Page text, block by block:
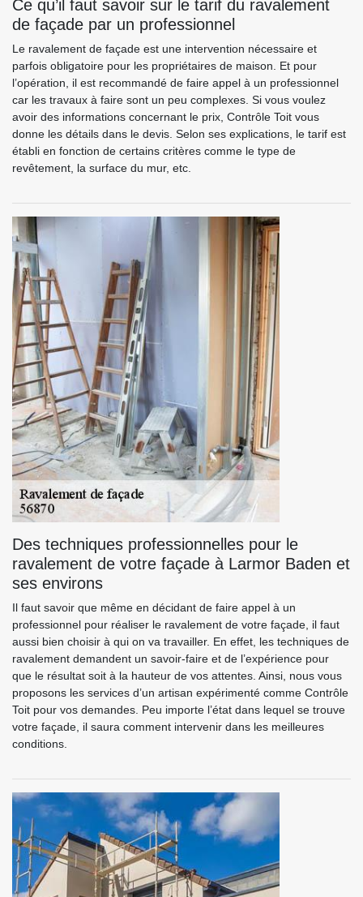
Ce qu’il faut savoir sur le tarif du ravalement
de façade par un professionnel
Le ravalement de façade est une intervention nécessaire et
parfois obligatoire pour les propriétaires de maison. Et pour
l’opération, il est recommandé de faire appel à un professionnel
car les travaux à faire sont un peu complexes. Si vous voulez
avoir des informations concernant le prix, Contrôle Toit vous
donne les détails dans le devis. Selon ses explications, le tarif est
établi en fonction de certains critères comme le type de
revêtement, la surface du mur, etc.
Des techniques professionnelles pour le
ravalement de votre façade à Larmor Baden et
ses environs
Il faut savoir que même en décidant de faire appel à un
professionnel pour réaliser le ravalement de votre façade, il faut
aussi bien choisir à qui on va travailler. En effet, les techniques de
ravalement demandent un savoir-faire et de l’expérience pour
que le résultat soit à la hauteur de vos attentes. Ainsi, nous vous
proposons les services d’un artisan expérimenté comme Contrôle
Toit pour vos demandes. Peu importe l’état dans lequel se trouve
votre façade, il saura comment intervenir dans les meilleures
conditions.